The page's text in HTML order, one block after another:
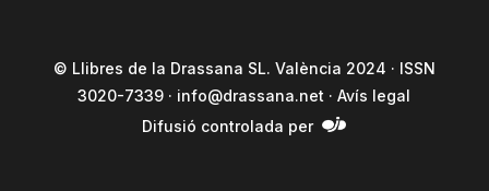
© Llibres de la Drassana SL. València 2024 · ISSN
3020-7339 · info@drassana.net ·Avís legal
Difusió controlada per